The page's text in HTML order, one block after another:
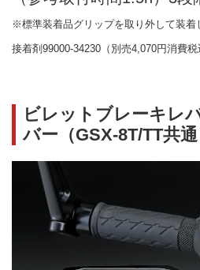
※標準装着品グリップを取り外して装着
接着剤99000-34230（別売4,070円消費
ビレットブレーキレ
バー（GSX-8T/TT共通